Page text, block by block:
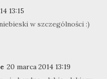
13:15
w szczególności :)
20 marca 2014 13:19